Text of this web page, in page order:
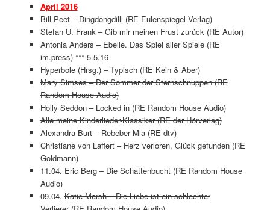
April 2016
Bill Peet – Dingdongdilli (RE Eulenspiegel Verlag)
Stefan U. Frank – Gib mir meinen Frust zurück (RE Autor)
Antonia Anders – Ebelle. Das Spiel aller Spiele (RE
im.press) *** 5.5.16
Hyperbole (Hrsg.) – Typisch (RE Kein & Aber)
Mary Simses – Der Sommer der Sternschnuppen (RE
Random House Audio)
Holly Seddon – Locked in (RE Random House Audio)
Alle meine Kinderlieder-Klassiker (RE der Hörverlag)
Alexandra Burt – Rebeber Mia (RE dtv)
Christiane von Laffert – Herz verloren, Glück gefunden (RE
Goldmann)
11.04. Eric Berg – Die Schattenbucht (RE Random House
Audio)
09.04.Katie Marsh – Die Liebe ist ein schlechter